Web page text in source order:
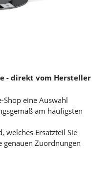
- direkt vom Hersteller
eine Auswahl
am häufigsten
welches Ersatzteil Sie
genauen Zuordnungen